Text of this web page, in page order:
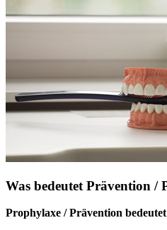
Was bedeutet Prävention /
Prophylaxe / Prävention